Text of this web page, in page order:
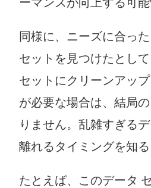
同様に、ニーズに合っ
セットを見つけたとし
セットにクリーンアッ
が必要な場合は、結局
りません。乱雑すぎる
離れるタイミングを知る
たとえば、このデータ